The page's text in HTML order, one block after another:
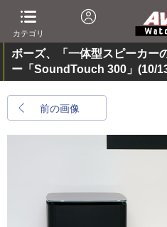
カテゴリ
ボーズ、「一体型スピーカー
ー「SoundTouch 300」 (10/
前の画像